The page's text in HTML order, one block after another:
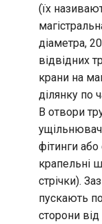
(їх
діаметра,
відвідних
крани на
ділянку по
В отвори
фітинги
крапельні
стрічки).
пускають
сторони